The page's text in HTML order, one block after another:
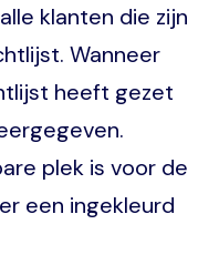
klanten die zijn
Wanneer
heeft gezet
plek is voor de
een ingekleurd